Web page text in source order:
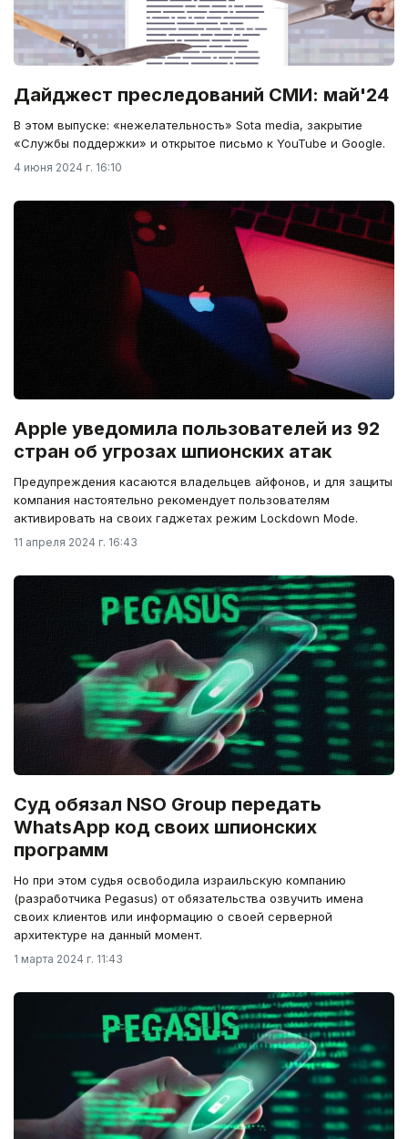
Дайджест преследований СМИ: май'24
В этом выпуске: «нежелательность» Sota media, закрытие
«Службы поддержки» и открытое письмо к YouTube и Google.
4 июня 2024 г. 16:10
Apple уведомила пользователей из 92
стран об угрозах шпионских атак
Предупреждения касаются владельцев айфонов, и для защиты
компания настоятельно рекомендует пользователям
активировать на своих гаджетах режим Lockdown Mode.
11 апреля 2024 г. 16:43
Суд обязал NSO Group передать
WhatsApp код своих шпионских
программ
Но при этом судья освободила израильскую компанию
(разработчика Pegasus) от обязательства озвучить имена
своих клиентов или информацию о своей серверной
архитектуре на данный момент.
1 марта 2024 г. 11:43